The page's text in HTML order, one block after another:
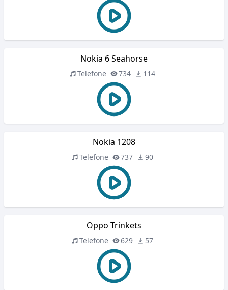
Nokia 6 Seahorse
Telefone 734 114
Nokia 1208
Telefone 737 90
Oppo Trinkets
Telefone 629 57